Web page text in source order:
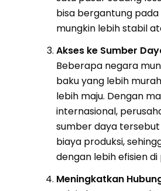
bisa bergantung
mungkin lebih stabil
Akses ke Sumber
Beberapa negara
baku yang lebih
lebih maju. Dengan
internasional,
sumber daya
biaya produksi,
dengan lebih efisien
Meningkatkan